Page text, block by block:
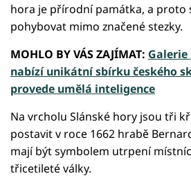
hora je přírodní památka, a proto
pohybovat mimo značené stezky.
MOHLO BY VÁS ZAJÍMAT:
nabízí unikátní sbírku českého
provede umělá inteligence
Na vrcholu Slánské hory jsou tři
postavit v roce 1662 hrabě
mají být symbolem utrpení
třicetileté války.